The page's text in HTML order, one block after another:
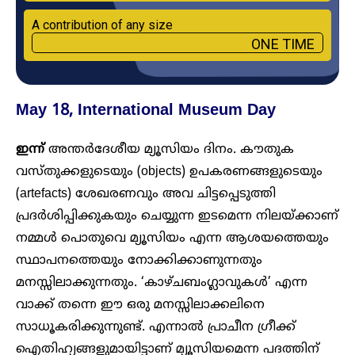
A contribution of any size
ONE TIME
May 18, International Museum Day
ഇന്ന്അന്തർദേശീയ മ്യൂസിയം ദിനം. കൗതുക
വസ്തുക്കളുടെയും (objects) ഉപകരണങ്ങളുടെയും
(artefacts) ശേഖരണവും അവ ചിട്ടപ്പെടുത്തി
പ്രദ‍ർശിപ്പിക്കുകയും ചെയ്യുന്ന ഇടമെന്ന നിലയ്ക്കാണ്
നമ്മൾ പൊതുവെ മ്യൂസിയം എന്ന ആശയത്തെയും
സ്ഥാപനത്തെയും നോക്കിക്കാണുന്നതും
മനസ്സിലാക്കുന്നതും. ‘കാഴ്ചബം​ഗ്ലാവുകൾ’ എന്ന
വാക്ക് തന്നെ ഈ ഒരു മനസ്സിലാക്കലിനെ
സാധൂകരിക്കുന്നുണ്ട്. എന്നാൽ പ്രാചീന ​ഗ്രീക്ക്
ഐതിഹ്യങ്ങളുമായിട്ടാണ് മ്യൂസിയമെന്ന പദത്തിന്